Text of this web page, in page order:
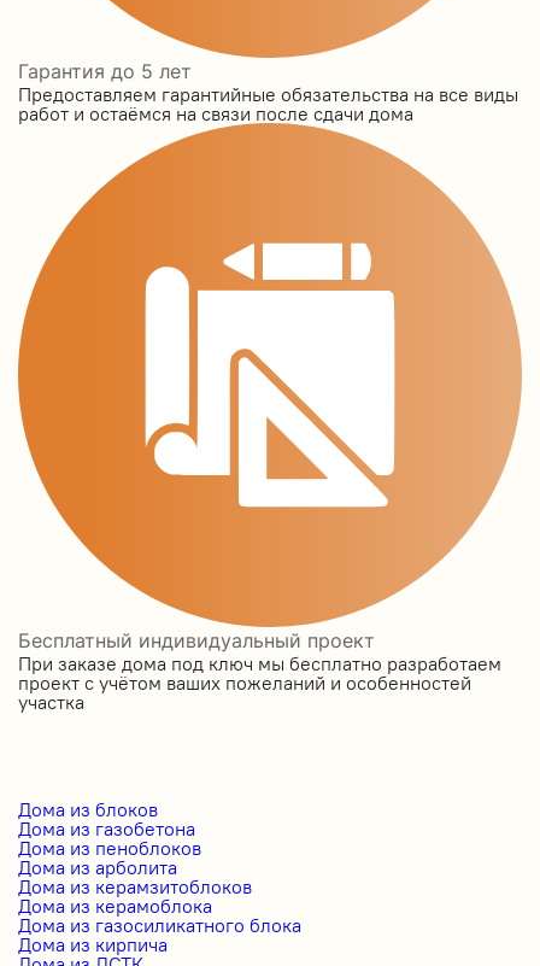
Гарантия до 5 лет
Предоставляем гарантийные обязательства на все виды
работ и остаёмся на связи после сдачи дома
Бесплатный индивидуальный проект
При заказе дома под ключ мы бесплатно разработаем
проект с учётом ваших пожеланий и особенностей
участка
Дома из блоков
Дома из газобетона
Дома из пеноблоков
Дома из арболита
Дома из керамзитоблоков
Дома из керамоблока
Дома из газосиликатного блока
Дома из кирпича